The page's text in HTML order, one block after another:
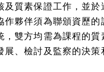
及質素保證工作，並於
作夥伴須為聯頒資歷的
，雙方均需為課程的質
展、檢討及監察的決策